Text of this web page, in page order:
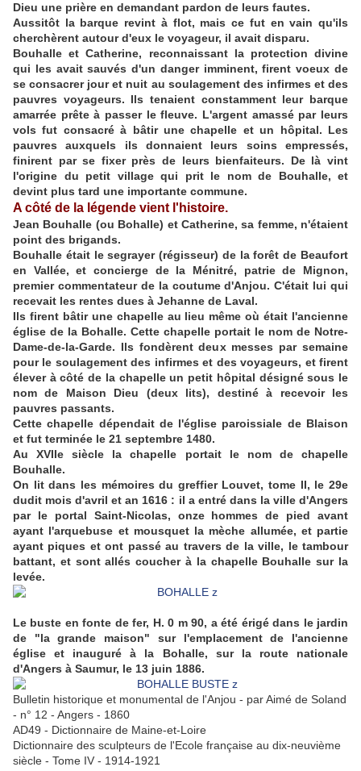
Dieu une prière en demandant pardon de leurs fautes.
Aussitôt la barque revint à flot, mais ce fut en vain qu'ils
cherchèrent autour d'eux le voyageur, il avait disparu.
Bouhalle et Catherine, reconnaissant la protection divine
qui les avait sauvés d'un danger imminent, firent voeux de
se consacrer jour et nuit au soulagement des infirmes et des
pauvres voyageurs. Ils tenaient constamment leur barque
amarrée prête à passer le fleuve. L'argent amassé par leurs
vols fut consacré à bâtir une chapelle et un hôpital. Les
pauvres auxquels ils donnaient leurs soins empressés,
finirent par se fixer près de leurs bienfaiteurs. De là vint
l'origine du petit village qui prit le nom de Bouhalle, et
devint plus tard une importante commune.
A côté de la légende vient l'histoire.
Jean Bouhalle (ou Bohalle) et Catherine, sa femme, n'étaient
point des brigands.
Bouhalle était le segrayer (régisseur) de la forêt de Beaufort
en Vallée, et concierge de la Ménitré, patrie de Mignon,
premier commentateur de la coutume d'Anjou. C'était lui qui
recevait les rentes dues à Jehanne de Laval.
Ils firent bâtir une chapelle au lieu même où était l'ancienne
église de la Bohalle. Cette chapelle portait le nom de Notre-
Dame-de-la-Garde. Ils fondèrent deux messes par semaine
pour le soulagement des infirmes et des voyageurs, et firent
élever à côté de la chapelle un petit hôpital désigné sous le
nom de Maison Dieu (deux lits), destiné à recevoir les
pauvres passants.
Cette chapelle dépendait de l'église paroissiale de Blaison
et fut terminée le 21 septembre 1480.
Au XVIIe siècle la chapelle portait le nom de chapelle
Bouhalle.
On lit dans les mémoires du greffier Louvet, tome II, le 29e
dudit mois d'avril et an 1616 : il a entré dans la ville d'Angers
par le portal Saint-Nicolas, onze hommes de pied avant
ayant l'arquebuse et mousquet la mèche allumée, et partie
ayant piques et ont passé au travers de la ville, le tambour
battant, et sont allés coucher à la chapelle Bouhalle sur la
levée.
Le buste en fonte de fer, H. 0 m 90, a été érigé dans le jardin
de "la grande maison" sur l'emplacement de l'ancienne
église et inauguré à la Bohalle, sur la route nationale
d'Angers à Saumur, le 13 juin 1886.
Bulletin historique et monumental de l'Anjou - par Aimé de Soland
- n° 12 - Angers - 1860
AD49 - Dictionnaire de Maine-et-Loire
Dictionnaire des sculpteurs de l'Ecole française au dix-neuvième
siècle - Tome IV - 1914-1921